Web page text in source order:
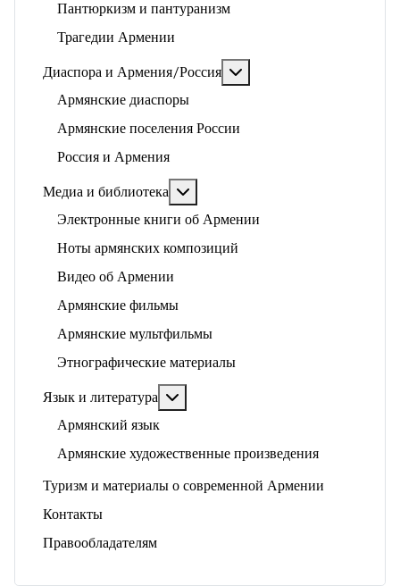
Пантюркизм и пантуранизм
Трагедии Армении
Диаспора и Армения/Россия
Армянские диаспоры
Армянские поселения России
Россия и Армения
Медиа и библиотека
Электронные книги об Армении
Ноты армянских композиций
Видео об Армении
Армянские фильмы
Армянские мультфильмы
Этнографические материалы
Язык и литература
Армянский язык
Армянские художественные произведения
Туризм и материалы о современной Армении
Контакты
Правообладателям